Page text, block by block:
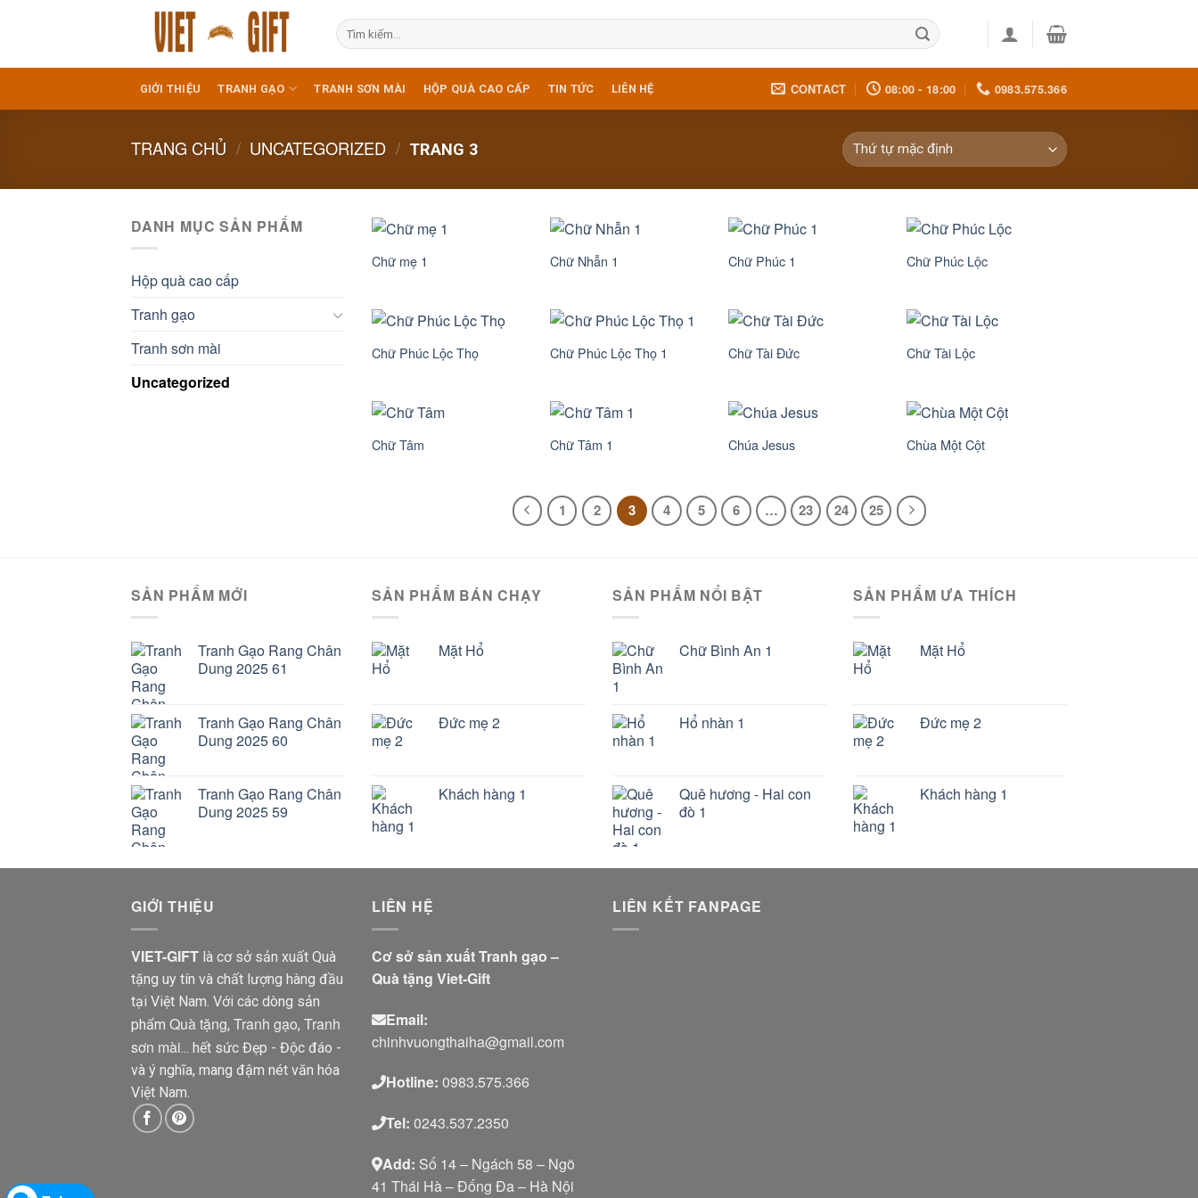
Tìm
kiếm:
GIỚI THIỆU TRANH GẠO TRANH SƠN MÀI HỘP QUÀ CAO CẤP TIN TỨC LIÊN HỆ CONTACT 08:00 - 18:00 0983.575.366
TRANG CHỦ / UNCATEGORIZED / TRANG 3
DANH MỤC SẢN PHẨM
Hộp quà cao cấp
Tranh gạo
Tranh sơn mài
Uncategorized
Chữ mẹ 1 Chữ Nhẫn 1 Chữ Phúc 1 Chữ Phúc Lộc
Chữ Phúc Lộc Thọ Chữ Phúc Lộc Thọ 1 Chữ Tài Đức Chữ Tài Lộc
Chữ Tâm Chữ Tâm 1 Chúa Jesus Chùa Một Cột
1 2 3 4 5 6 … 23 24 25
SẢN PHẨM MỚI
Tranh Gạo Rang Chân
Dung 2025 61
Tranh Gạo Rang Chân
Dung 2025 60
Tranh Gạo Rang Chân
Dung 2025 59
SẢN PHẨM BÁN CHẠY
Mặt Hổ
Đức mẹ 2
Khách hàng 1
SẢN PHẨM NỔI BẬT
Chữ Bình An 1
Hổ nhàn 1
Quê hương - Hai con
đò 1
SẢN PHẨM ƯA THÍCH
Mặt Hổ
Đức mẹ 2
Khách hàng 1
GIỚI THIỆU
VIET-GIFT là cơ sở sản xuất Quà
tặng uy tín và chất lượng hàng đầu
tại Việt Nam. Với các dòng sản
phẩm Quà tặng, Tranh gạo, Tranh
sơn mài ... hết sức Đẹp - Độc đáo -
và ý nghĩa, mang đậm nét văn hóa
Việt Nam.
LIÊN HỆ
Cơ sở sản xuất Tranh gạo –
Quà tặng Viet-Gift
Email:
chinhvuongthaiha@gmail.com
Hotline: 0983.575.366
Tel: 0243.537.2350
Add: Số 14 – Ngách 58 – Ngõ
41 Thái Hà – Đống Đa – Hà Nội
LIÊN KẾT FANPAGE